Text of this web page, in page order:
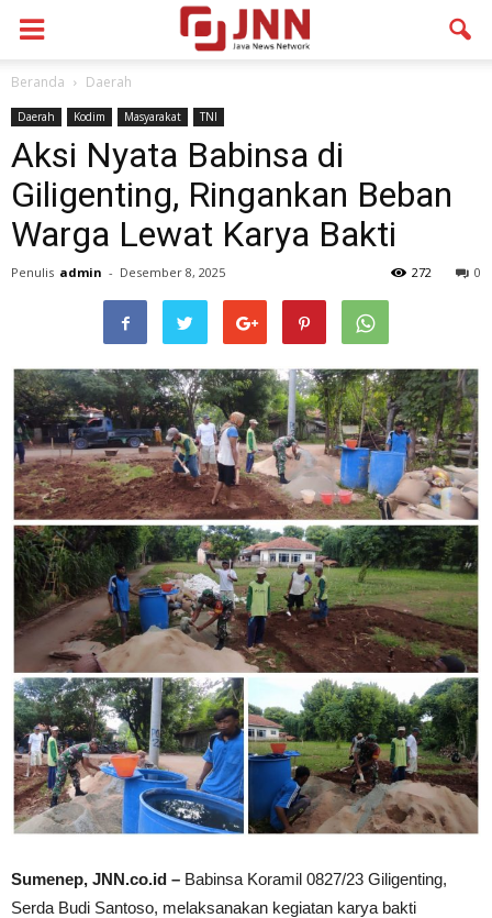
Beranda Daerah
Daerah Kodim Masyarakat TNI
Aksi Nyata Babinsa di
Giligenting, Ringankan Beban
Warga Lewat Karya Bakti
Penulis admin - Desember 8, 2025 0
272
Sumenep, JNN.co.id – Babinsa Koramil 0827/23 Giligenting,
Serda Budi Santoso, melaksanakan kegiatan karya bakti